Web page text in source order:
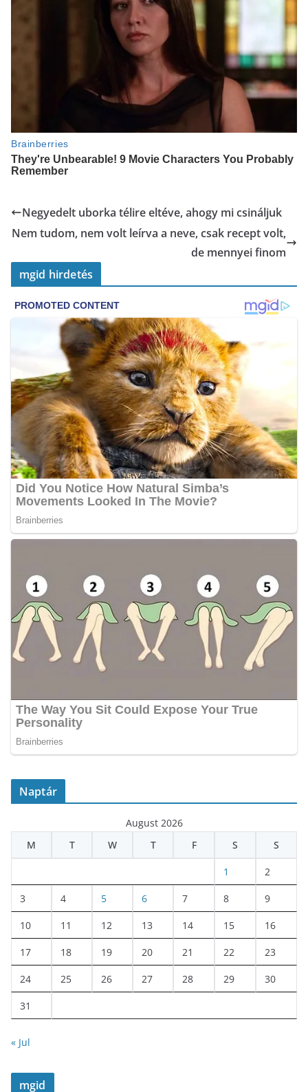
Negyedelt uborka télire eltéve, ahogy mi csináljuk
Nem tudom, nem volt leírva a neve, csak recept volt,
de mennyei finom
mgid hirdetés
Naptár
August 2026
M
T W T F S S
1 2
3 4 5 6 7 8 9
10 11 12 13 14 15 16
17 18 19 20 21 22 23
24 25 26 27 28 29 30
31
« Jul
mgid